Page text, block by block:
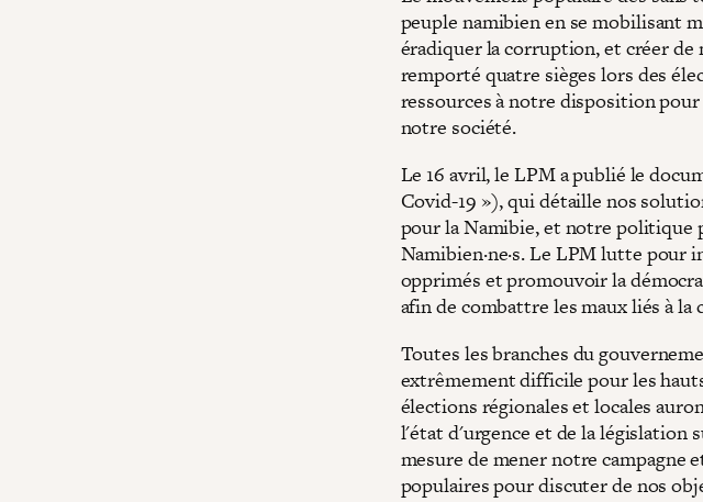
peuple namibien en se mobilisant
éradiquer la corruption, et créer
remporté quatre sièges lors des
ressources à notre disposition
notre société.
Le 16 avril, le LPM a publié le
Covid-19 »), qui détaille nos
pour la Namibie, et notre politique
Namibien·ne·s. Le LPM lutte pour
opprimés et promouvoir la
afin de combattre les maux liés à
Toutes les branches du
extrêmement difficile pour les
élections régionales et locales
l'état d'urgence et de la législation
mesure de mener notre campagne
populaires pour discuter de nos